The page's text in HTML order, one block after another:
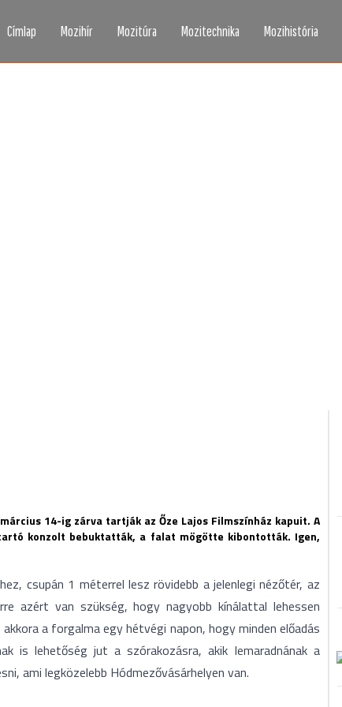
Címlap Mozihír Mozitúra Mozitechnika Mozihistória
14-ig zárva tartják az Őze Lajos Filmszínház kapuit. A
konzolt bebuktatták, a falat mögötte kibontották. Igen,
csupán 1 méterrel lesz rövidebb a jelenlegi nézőtér, az
azért van szükség, hogy nagyobb kínálattal lehessen
a forgalma egy hétvégi napon, hogy minden előadás
is lehetőség jut a szórakozásra, akik lemaradnának a
ami legközelebb Hódmezővásárhelyen van.